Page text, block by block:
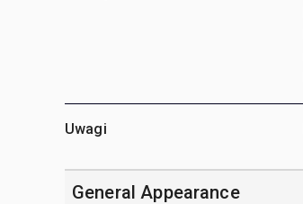
Uwagi
General Appearance